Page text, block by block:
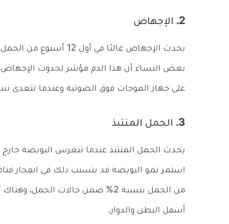
2. الإجهاض
يحدث الإجهاض غالبًا في
بعض النساء أن هذا الدم مؤشر لحدوث
على جهاز الموجات فوق الصوتية وعندما تتعدى نسبة 90%، يكون ذلك مؤشر لعدم حدوث
3. الحمل المنتبذ
يحدث الحمل المنتبذ عندما تنغرس البويضة خارج
استمر نمو البويضة قد يتسبب ذلك في انفجار
من الحمل بنسبة 2% ضمن حالات
أسفل البطن والدوار.